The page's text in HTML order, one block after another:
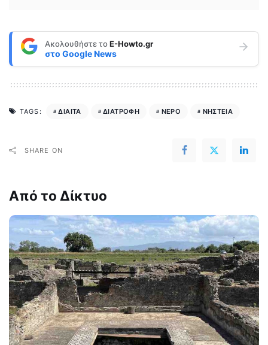
Ακολουθήστε τοE-Howto.gr
στο Google News
TAGS: ΔΙΑΙΤΑ ΔΙΑΤΡΟΦΗ ΝΕΡΟ ΝΗΣΤΕΙΑ
SHARE ON
Από το Δίκτυο